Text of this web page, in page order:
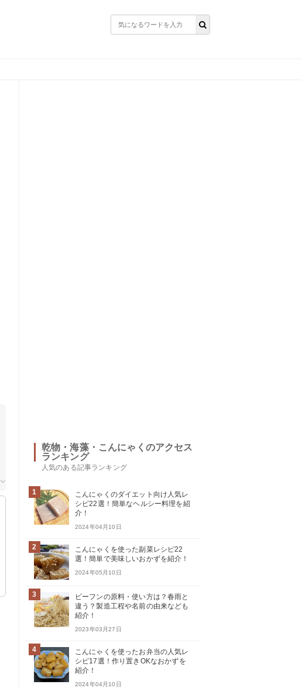
乾物・海藻・こんにゃくのアクセス
ランキング
人気のある記事ランキング
1
こんにゃくのダイエット向け人気レ
シピ22選！簡単なヘルシー料理を紹
介！
2024年04月10日
2
こんにゃくを使った副菜レシピ22
選！簡単で美味しいおかずを紹介！
2024年05月10日
3
ビーフンの原料・使い方は？春雨と
違う？製造工程や名前の由来なども
紹介！
2023年03月27日
4
こんにゃくを使ったお弁当の人気レ
シピ17選！作り置きOKなおかずを
紹介！
2024年04月10日